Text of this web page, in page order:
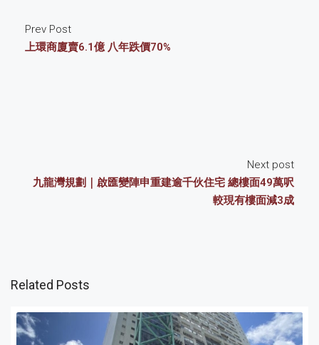
Prev Post
上環商廈賣6.1億 八年跌價70%
Next post
九龍灣規劃｜啟匯變陣申重建逾千伙住宅 總樓面49萬呎
較現有樓面減3成
Related Posts